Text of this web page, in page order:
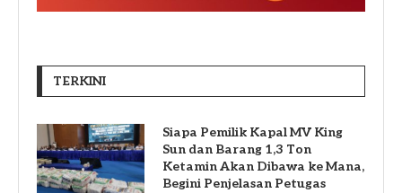
TERKINI
Siapa Pemilik Kapal MV King
Sun dan Barang 1,3 Ton
Ketamin Akan Dibawa ke Mana,
Begini Penjelasan Petugas